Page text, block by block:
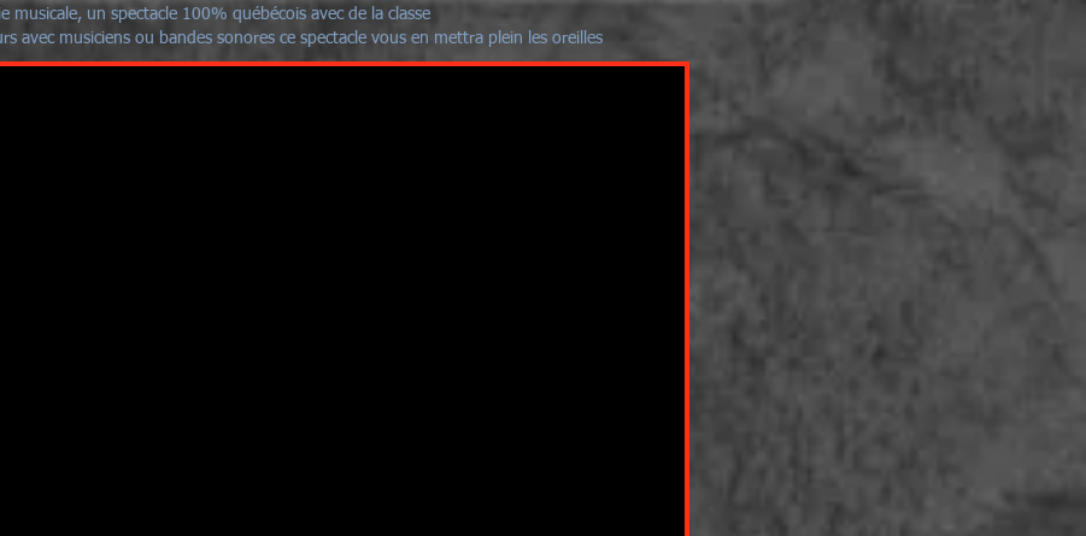
musicale, un spectacle 100% québécois avec de la classe
avec musiciens ou bandes sonores ce spectacle vous en mettra plein les oreilles